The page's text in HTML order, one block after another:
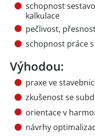
schopnost
kalkulace
pečlivost,
schopnost práce
Výhodou:
praxe ve
zkušenost se
orientace v
návrhy